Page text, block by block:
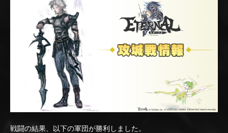
戦闘の結果、以下の軍団が勝利しました。